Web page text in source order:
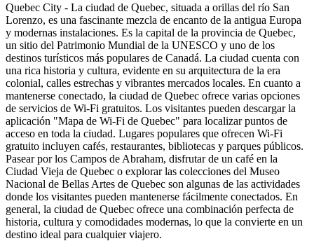
Quebec City - La ciudad de Quebec, situada a orillas del río San
Lorenzo, es una fascinante mezcla de encanto de la antigua Europa
y modernas instalaciones. Es la capital de la provincia de Quebec,
un sitio del Patrimonio Mundial de la UNESCO y uno de los
destinos turísticos más populares de Canadá. La ciudad cuenta con
una rica historia y cultura, evidente en su arquitectura de la era
colonial, calles estrechas y vibrantes mercados locales. En cuanto a
mantenerse conectado, la ciudad de Quebec ofrece varias opciones
de servicios de Wi-Fi gratuitos. Los visitantes pueden descargar la
aplicación "Mapa de Wi-Fi de Quebec" para localizar puntos de
acceso en toda la ciudad. Lugares populares que ofrecen Wi-Fi
gratuito incluyen cafés, restaurantes, bibliotecas y parques públicos.
Pasear por los Campos de Abraham, disfrutar de un café en la
Ciudad Vieja de Quebec o explorar las colecciones del Museo
Nacional de Bellas Artes de Quebec son algunas de las actividades
donde los visitantes pueden mantenerse fácilmente conectados. En
general, la ciudad de Quebec ofrece una combinación perfecta de
historia, cultura y comodidades modernas, lo que la convierte en un
destino ideal para cualquier viajero.